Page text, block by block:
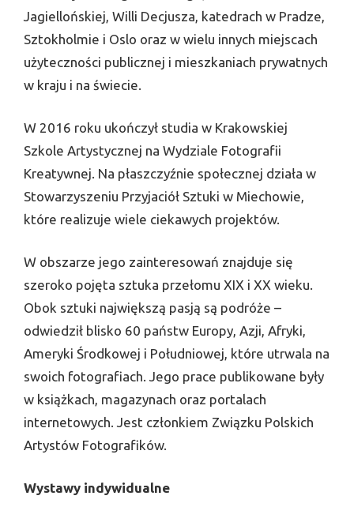
Jagiellońskiej, Willi Decjusza, katedrach w Pradze,
Sztokholmie i Oslo oraz w wielu innych miejscach
użyteczności publicznej i mieszkaniach prywatnych
w kraju i na świecie.
W 2016 roku ukończył studia w Krakowskiej
Szkole Artystycznej na Wydziale Fotografii
Kreatywnej. Na płaszczyźnie społecznej działa w
Stowarzyszeniu Przyjaciół Sztuki w Miechowie,
które realizuje wiele ciekawych projektów.
W obszarze jego zainteresowań znajduje się
szeroko pojęta sztuka przełomu XIX i XX wieku.
Obok sztuki największą pasją są podróże –
odwiedził blisko 60 państw Europy, Azji, Afryki,
Ameryki Środkowej i Południowej, które utrwala na
swoich fotografiach. Jego prace publikowane były
w książkach, magazynach oraz portalach
internetowych. Jest członkiem Związku Polskich
Artystów Fotografików.
Wystawy indywidualne